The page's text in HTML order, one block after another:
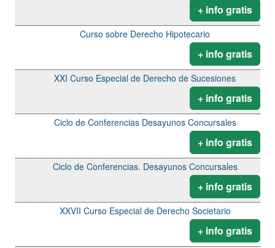
+ info gratis
Curso sobre Derecho Hipotecario
+ info gratis
XXI Curso Especial de Derecho de Sucesiones
+ info gratis
Ciclo de Conferencias Desayunos Concursales
+ info gratis
Ciclo de Conferencias. Desayunos Concursales
+ info gratis
XXVII Curso Especial de Derecho Societario
+ info gratis